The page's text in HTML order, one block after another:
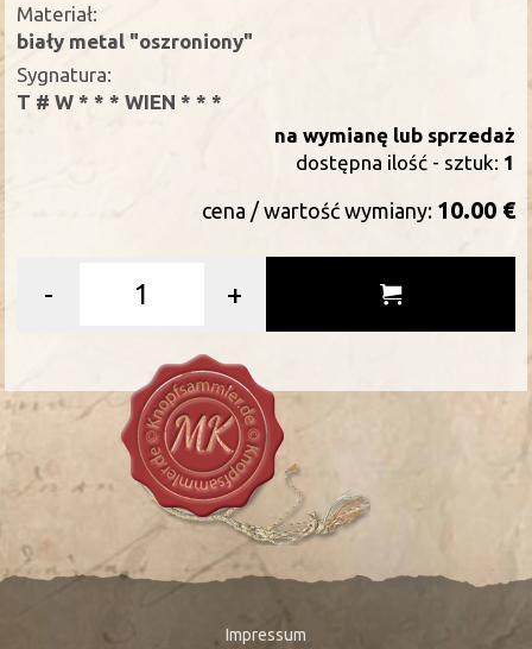
Materiał:
biały metal "oszroniony"
Sygnatura:
T # W * * * WIEN * * *
na wymianę lub sprzedaż
dostępna ilość - sztuk: 1
cena / wartość wymiany: 10.00 €
- +
Impressum